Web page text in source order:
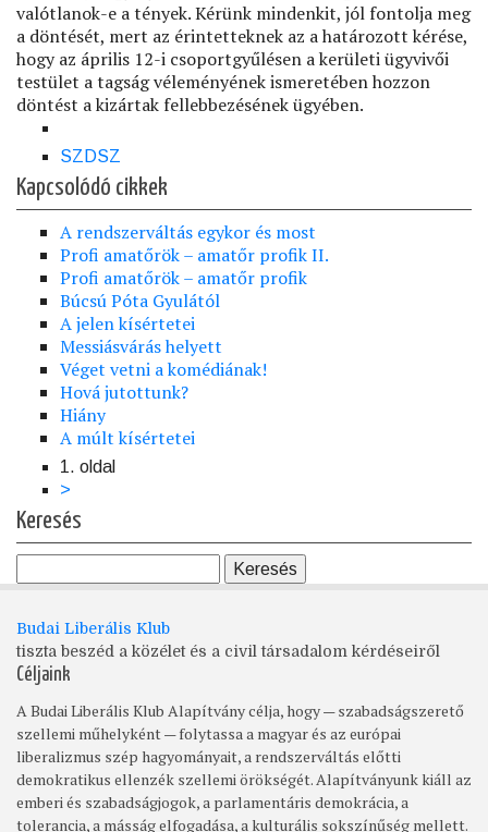
SZDSZ
Kapcsolódó cikkek
A rendszerváltás egykor és most
Profi amatőrök – amatőr profik II.
Profi amatőrök – amatőr profik
Búcsú Póta Gyulától
A jelen kísértetei
Messiásvárás helyett
Véget vetni a komédiának!
Hová jutottunk?
Hiány
A múlt kísértetei
Oldalszámozás
1. oldal
Következő
oldal
>
Keresés
Budai Liberális Klub
tiszta beszéd a közélet és a civil társadalom kérdéseiről
Céljaink
A Budai Liberális Klub Alapítvány célja, hogy — szabadságszerető
szellemi műhelyként — folytassa a magyar és az európai
liberalizmus szép hagyományait, a rendszerváltás előtti
demokratikus ellenzék szellemi örökségét. Alapítványunk kiáll az
emberi és szabadságjogok, a parlamentáris demokrácia, a
tolerancia, a másság elfogadása, a kulturális sokszínűség mellett.